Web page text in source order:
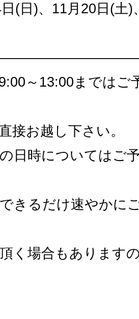
(日)、11月20日(土)
～13:00まではご
お越し下さい。
日時についてはご
きるだけ速やかに
く場合もあります